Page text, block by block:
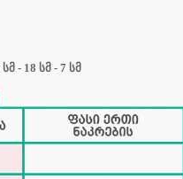
სმ - 18 სმ - 7 სმ